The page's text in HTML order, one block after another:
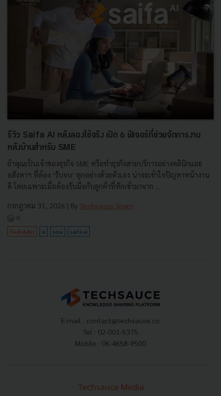
รีวิว Saifa AI หลังลองใช้จริง เปิด 6 ฟีเจอร์ที่ช่วยจัดการงาน
หลังบ้านสำหรับ SME
ถ้าคุณเป็นเจ้าของธุรกิจ SME หรือทำธุรกิจสายบริการอย่างคลินิกและ
อสังหาฯ ที่ต้อง ‘รับจบ’ ทุกอย่างด้วยตัวเอง น่าจะเข้าใจปัญหาหน้างาน
ดี โดยเฉพาะเมื่อต้องรับมือกับลูกค้าที่ทักเข้ามาจาก ...
กรกฎาคม 31, 2026 | By Techsauce Team
0
Tech & Biz ai sme saifa-ai
E-mail : contact@techsauce.co
Tel : 02-001-5375
Mobile : 06-4658-9500
Techsauce Media